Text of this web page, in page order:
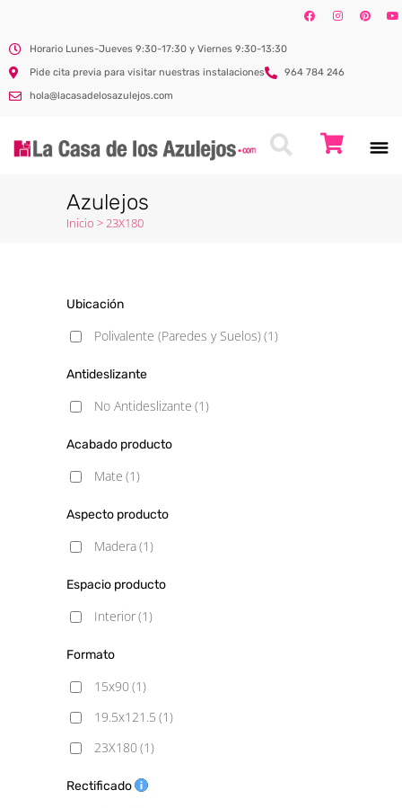
Horario Lunes-Jueves 9:30-17:30 y Viernes 9:30-13:30
Pide cita previa para visitar nuestras instalaciones
964 784 246
hola@lacasadelosazulejos.com
Azulejos
Inicio >23X180
Ubicación
Polivalente (Paredes y Suelos)(1)
Antideslizante
No Antideslizante (1)
Acabado producto
Mate (1)
Aspecto producto
Madera(1)
Espacio producto
Interior(1)
Formato
15x90 (1)
19.5x121.5 (1)
23X180 (1)
Rectificado